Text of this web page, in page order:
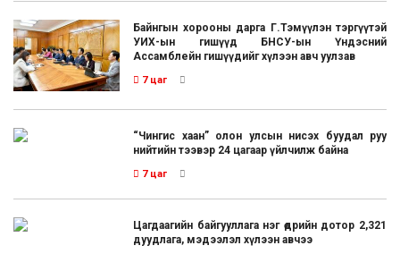
Байнгын хорооны дарга Г.Тэмүүлэн тэргүүтэй
УИХ-ын гишүүд БНСУ-ын Үндэсний
Ассамблейн гишүүдийг хүлээн авч уулзав
7 цаг
“Чингис хаан” олон улсын нисэх буудал руу
нийтийн тээвэр 24 цагаар үйлчилж байна
7 цаг
Цагдаагийн байгууллага нэг өдрийн дотор 2,321
дуудлага, мэдээлэл хүлээн авчээ